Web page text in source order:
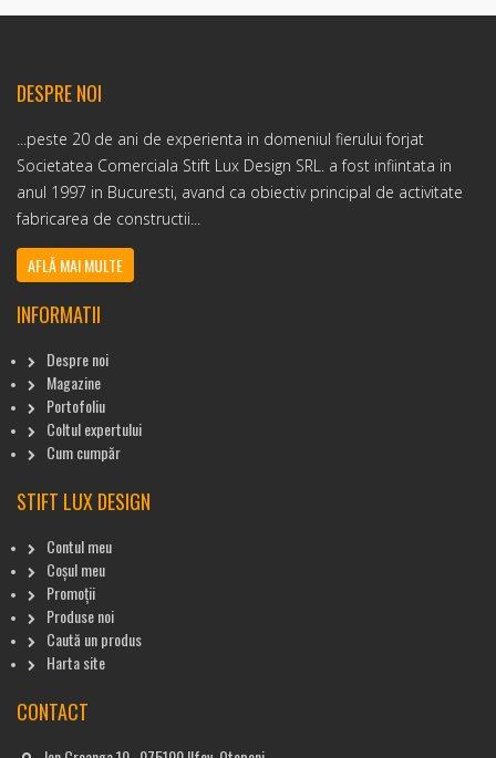
DESPRE NOI
...peste 20 de ani de experienta in domeniul fierului forjat
Societatea Comerciala Stift Lux Design SRL. a fost infiintata in
anul 1997 in Bucuresti, avand ca obiectiv principal de activitate
fabricarea de constructii...
AFLĂ MAI MULTE
INFORMATII
Despre noi
Magazine
Portofoliu
Coltul expertului
Cum cumpăr
STIFT LUX DESIGN
Contul meu
Coșul meu
Promoții
Produse noi
Caută un produs
Harta site
CONTACT